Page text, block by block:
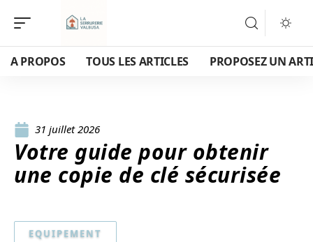
A PROPOS TOUS LES ARTICLES PROPOSEZ UN
31 juillet 2026
Votre guide pour obtenir
une copie de clé sécurisée
EQUIPEMENT